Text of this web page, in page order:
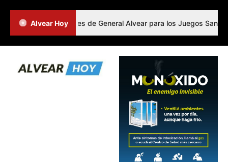
Alvear Hoy
a los representantes de General Alvear para los Juegos